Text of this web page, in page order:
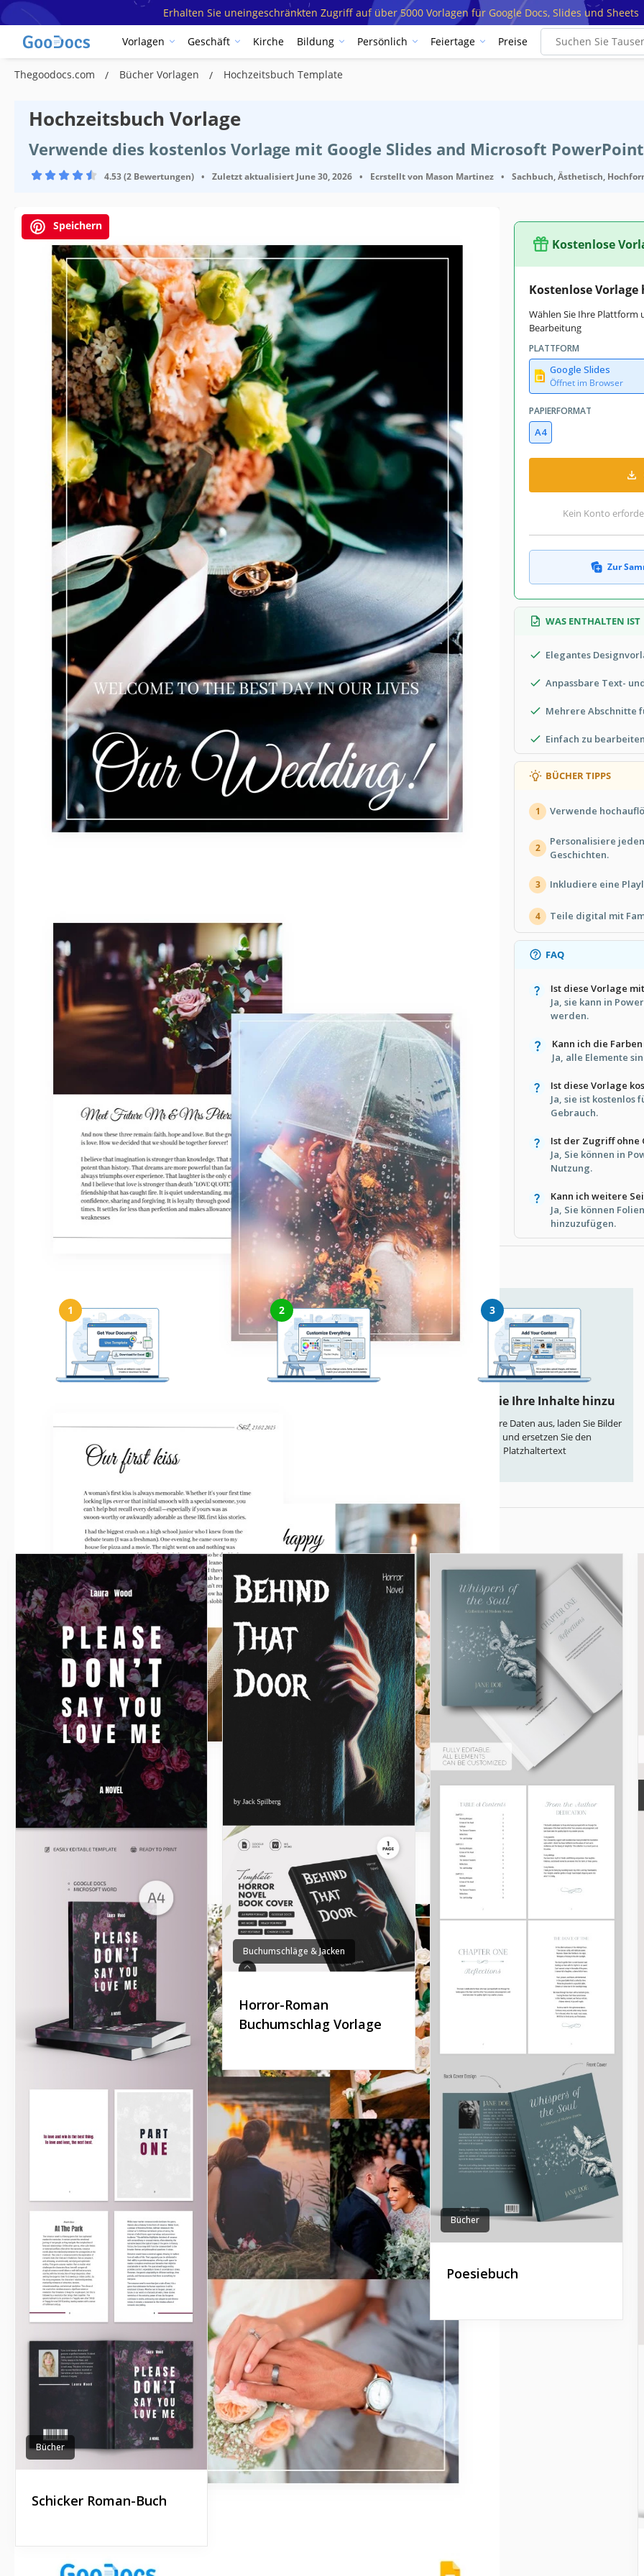
Erhalten Sie uneingeschränkten Zugriff auf über 5000 Vorlagen für Google Docs, Slides und Sheets
Vorlagen Geschäft Kirche Bildung Persönlich Feiertage Preise
Thegoodocs.com Bücher Vorlagen Hochzeitsbuch Template
Hochzeitsbuch Vorlage
Verwende dies kostenlos Vorlage mit Google Slides and Microsoft PowerPoint
4.53 (2 Bewertungen) • Zuletzt aktualisiert June 30, 2026 • Ecrstellt von Mason Martinez • Sachbuch, Ästhetisch,
Speichern
Vorlagenspezifikationen
Ausrichtung
Hochformat Bücher Vorlagen
A4 / US Letter Bücher Vorlagen
Zuletzt aktualisiert
Community
Zu Sammlungen hinzugefügt von 8 Nutzer
Nutzungsstatistiken
0 Downloads in diesem Monat
Hauptmerkmale dieser Vorlage
Buchkategorie
Sachbuch Bücher Vorlagen
Ästhetisch Bücher Vorlagen
Über diese Vorlage
Erstellen Sie ein Hochzeitsbuch, das Sie an die große Liebe erinnern wird, die Sie gefunden haben.
Unsere Vorlage mit einem sehr zarten und eleganten Design ist eine gute Wahl für diejenigen, die
eine wunderschöne Hochzeit haben möchten. Sie können alle Details, die Sie in dieser Vorlage
sehen, in Google Docs bearbeiten. Fügen Sie die Fotos Ihres Paares hinzu, schreiben Sie über die
besten Momente, die Sie hatten, und lassen Sie alle Ihre Liebe sehen.
Kostenlose
Kostenlose
Wählen Sie Ihre Plattform
Bearbeitung
PLATTFORM
Google Slides
Öffnet im Browser
PAPIERFORMAT
A4
Kein Konto
Zur
WAS ENTHALTEN IST
Elegantes
Anpassbare Text-
Mehrere Abschnitte
Einfach zu
BÜCHER TIPPS
1 Verwende
2
Personalisiere
Geschichten.
3 Inkludiere eine
4 Teile digital mit
FAQ
Ist diese Vorlage
Ja, sie kann in
werden.
Kann ich die
Ja, alle Elemente
Ist diese Vorlage
Ja, sie ist
Gebrauch.
Ist der Zugriff ohne
Ja, Sie können in
Nutzung.
Kann ich weitere
Ja, Sie können
hinzuzufügen.
So verwenden und bearbeiten Sie diese Vorlage
1
Klicken Sie auf „Vorlage bearbeiten“, um
zu erstellen oder für Microsoft
PowerPoint herunterzuladen
2
Ändern Sie ganz einfach Farben,
3
Fügen Sie Ihre Inhalte hinzu
Füllen Sie Ihre Daten aus, laden Sie Bilder
hoch und ersetzen Sie den
Platzhaltertext
Ähnliche Vorlagen
Bücher
Schicker Roman-Buch
Buchumschläge & Jacken
Horror-Roman
Buchumschlag Vorlage
Bücher
Poesiebuch